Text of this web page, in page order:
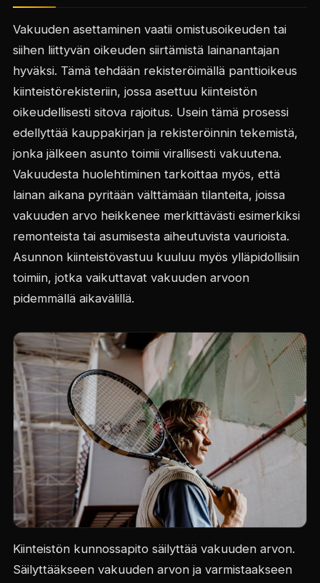
Vakuuden asettaminen vaatii omistusoikeuden tai
siihen liittyvän oikeuden siirtämistä lainanantajan
hyväksi. Tämä tehdään rekisteröimällä panttioikeus
kiinteistörekisteriin, jossa asettuu kiinteistön
oikeudellisesti sitova rajoitus. Usein tämä prosessi
edellyttää kauppakirjan ja rekisteröinnin tekemistä,
jonka jälkeen asunto toimii virallisesti vakuutena.
Vakuudesta huolehtiminen tarkoittaa myös, että
lainan aikana pyritään välttämään tilanteita, joissa
vakuuden arvo heikkenee merkittävästi esimerkiksi
remonteista tai asumisesta aiheutuvista vaurioista.
Asunnon kiinteistövastuu kuuluu myös ylläpidollisiin
toimiin, jotka vaikuttavat vakuuden arvoon
pidemmällä aikavälillä.
Kiinteistön kunnossapito säilyttää vakuuden arvon.
Säilyttääkseen vakuuden arvon ja varmistaakseen